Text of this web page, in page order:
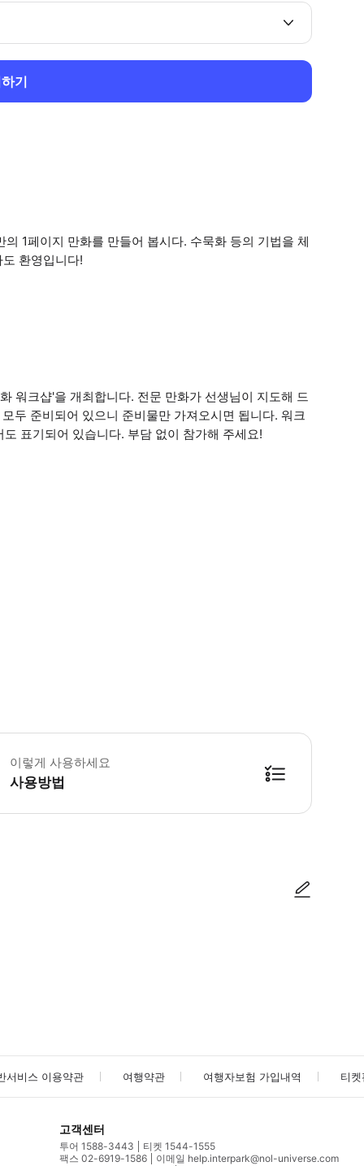
기
1페이지 만화를 만들어 봅시다. 수묵화 등의 기법을 체
환영입니다!
워크샵'을 개최합니다. 전문 만화가 선생님이 지도해 드
두 준비되어 있으니 준비물만 가져오시면 됩니다. 워크
표기되어 있습니다. 부담 없이 참가해 주세요!
: 키치조지역 북쪽 출구에서 도보 8분 주소 도쿄도 무사시노시 키치조지
이렇게 사용하세요
사용방법
서비스 이용약관 여행약관 여행자보험 가입내역 티
고객센터
투어 1588-3443
티켓 1544-1555
팩스 02-6919-1586
이메일 help.interpark@nol-universe.com